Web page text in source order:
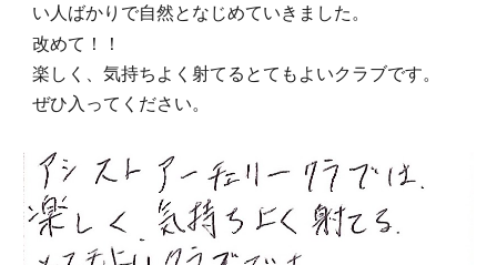
い人ばかりで自然となじめていきました。
改めて！！
楽しく、気持ちよく射てるとてもよいクラブです。
ぜひ入ってください。